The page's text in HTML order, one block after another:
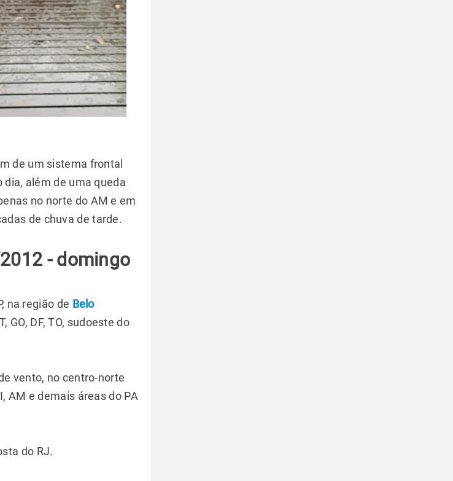
de um sistema frontal
dia, além de uma queda
no norte do AM e em
de chuva de tarde.
- domingo
na região de Belo
GO, DF, TO, sudoeste do
vento, no centro-norte
AM e demais áreas do PA
do RJ.